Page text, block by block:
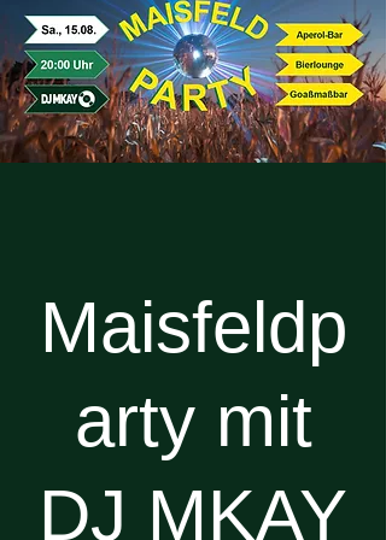
Maisfeldp
arty mit
DJ MKAY